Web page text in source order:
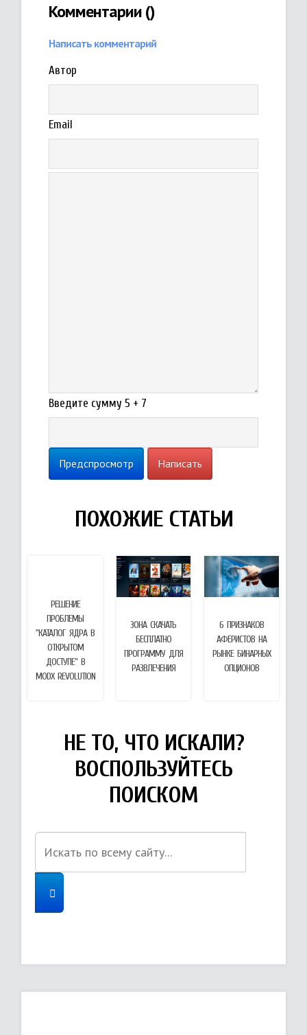
Комментарии ()
Написать комментарий
Автор
Email
Введите сумму 5 + 7
Предспросмотр Написать
ПОХОЖИЕ СТАТЬИ
РЕШЕНИЕ
ПРОБЛЕМЫ
"КАТАЛОГ ЯДРА В
ОТКРЫТОМ
ДОСТУПЕ" В
MODX REVOLUTION
ЗОНА СКАЧАТЬ
БЕСПЛАТНО
ПРОГРАММУ ДЛЯ
РАЗВЛЕЧЕНИЯ
6 ПРИЗНАКОВ
АФЕРИСТОВ НА
РЫНКЕ БИНАРНЫХ
ОПЦИОНОВ
НЕ ТО, ЧТО ИСКАЛИ?
ВОСПОЛЬЗУЙТЕСЬ
ПОИСКОМ